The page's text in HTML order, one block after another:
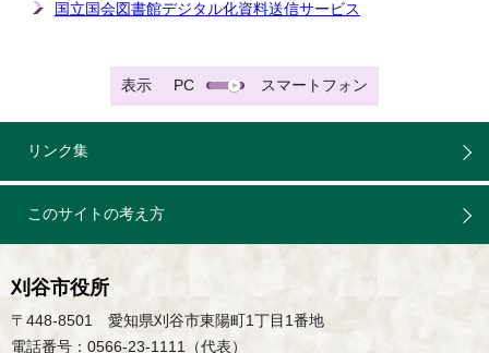
国立国会図書館デジタル化資料送信サービス
表示 PC スマートフォン
リンク集
このサイトの考え方
刈谷市役所
〒448-8501 愛知県刈谷市東陽町1丁目1番地
電話番号：0566-23-1111（代表）